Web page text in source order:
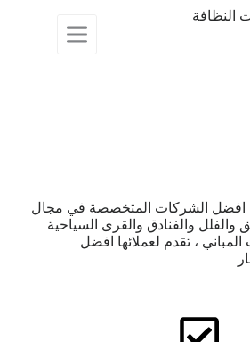
افضل الشركات المتخصصة في مجال
والفنادق والقرى السياحية
، تقدم لعملائها افضل